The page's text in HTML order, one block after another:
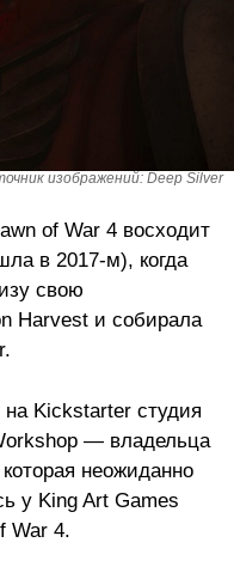
изображений: Deep Silver
of War 4 восходит
в 2017-м), когда
свою
Harvest и собирала
Kickstarter студия
— владельца
неожиданно
у King Art Games
War 4.